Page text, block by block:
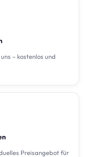
– kostenlos und
Preisangebot für